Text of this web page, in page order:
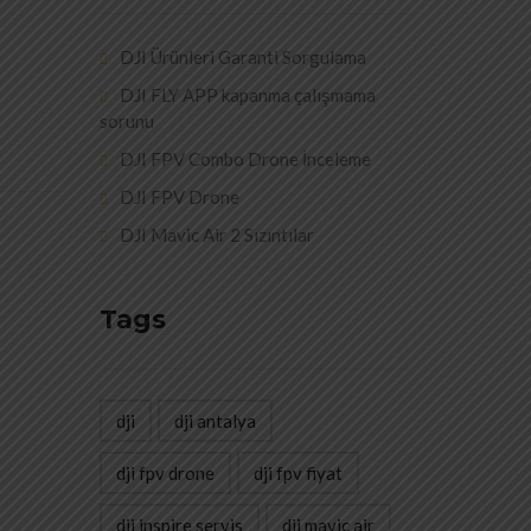
DJI Ürünleri Garanti Sorgulama
DJI FLY APP kapanma çalışmama
sorunu
DJI FPV Combo Drone İnceleme
DJI FPV Drone
DJI Mavic Air 2 Sızıntılar
Tags
dji dji antalya
dji fpv drone dji fpv fiyat
dji inspire servis dji mavic air